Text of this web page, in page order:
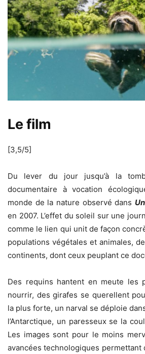
Le film
[3,5/5]
Du lever du jour jusqu’à la
documentaire à vocation
monde de la nature observé dans
en 2007. L’effet du soleil sur une
comme le lien qui unit de façon
populations végétales et animales,
continents, dont ceux peuplant ce
Des requins hantent en meute les
nourrir, des girafes se querellent
la plus forte, un narval se déploie
l’Antarctique, un paresseux se la
Les images sont pour le moins
avancées technologiques permettant